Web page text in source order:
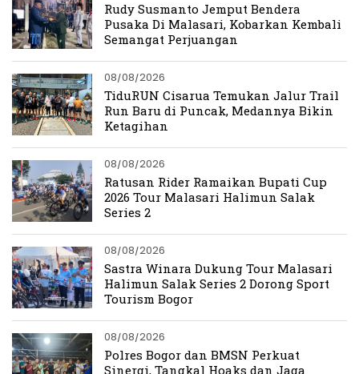
Rudy Susmanto Jemput Bendera
Pusaka Di Malasari, Kobarkan Kembali
Semangat Perjuangan
08/08/2026
TiduRUN Cisarua Temukan Jalur Trail
Run Baru di Puncak, Medannya Bikin
Ketagihan
08/08/2026
Ratusan Rider Ramaikan Bupati Cup
2026 Tour Malasari Halimun Salak
Series 2
08/08/2026
Sastra Winara Dukung Tour Malasari
Halimun Salak Series 2 Dorong Sport
Tourism Bogor
08/08/2026
Polres Bogor dan BMSN Perkuat
Sinergi, Tangkal Hoaks dan Jaga